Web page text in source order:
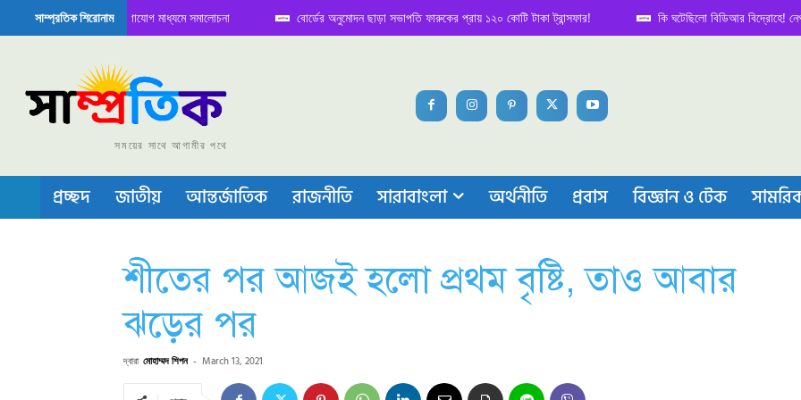
সাম্প্রতিক শিরোনাম
নিয়ে সামাজিক যোগাযোগ মাধ্যমে সমালোচনা বোর্ডের অনুমোদন ছাড়া সভাপতি ফারুকের প্রায় ১২০ কোটি টাকা ট্রান্সফার! কি ঘটেছিলো বিডিআর বিদ্রোহে! নেপথ্য
বা চীপ তৈরিতে নিজের শক্ত অবস্থান জানান দিচ্ছে চীন
সময়ের সাথে আগামীর পথে
প্রচ্ছদ জাতীয় আন্তর্জাতিক রাজনীতি সারাবাংলা অর্থনীতি প্রবাস বিজ্ঞান ও টেক
শীতের পর আজই হলো প্রথম বৃষ্টি, তাও আবার
ঝড়ের পর
দ্বারা মোহাম্মদ শিপন - March 13, 2021